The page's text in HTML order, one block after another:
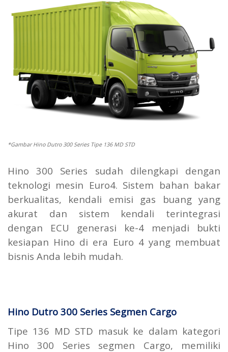
*Gambar Hino Dutro 300 Series Tipe 136 MD STD
Hino 300 Series sudah dilengkapi dengan
teknologi mesin Euro4. Sistem bahan bakar
berkualitas, kendali emisi gas buang yang
akurat dan sistem kendali terintegrasi
dengan ECU generasi ke-4 menjadi bukti
kesiapan Hino di era Euro 4 yang membuat
bisnis Anda lebih mudah.
Hino Dutro 300 Series Segmen Cargo
Tipe 136 MD STD masuk ke dalam kategori
Hino 300 Series segmen Cargo, memiliki